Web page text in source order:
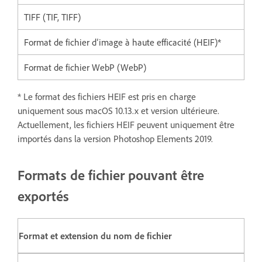
TIFF (TIF, TIFF)
Format de fichier d’image à haute efficacité (HEIF)*
Format de fichier WebP (WebP)
* Le format des fichiers HEIF est pris en charge
uniquement sous macOS 10.13.x et version ultérieure.
Actuellement, les fichiers HEIF peuvent uniquement être
importés dans la version Photoshop Elements 2019.
Formats de fichier pouvant être
exportés
Format et extension du nom de fichier